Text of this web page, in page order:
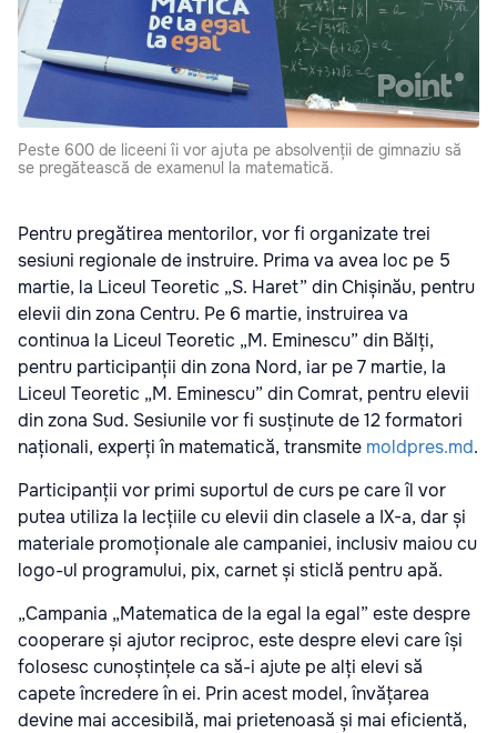
Peste 600 de liceeni îi vor ajuta pe absolvenții de gimnaziu să
se pregătească de examenul la matematică.
Pentru pregătirea mentorilor, vor fi organizate trei
sesiuni regionale de instruire. Prima va avea loc pe 5
martie, la Liceul Teoretic „S. Haret” din Chișinău, pentru
elevii din zona Centru. Pe 6 martie, instruirea va
continua la Liceul Teoretic „M. Eminescu” din Bălți,
pentru participanții din zona Nord, iar pe 7 martie, la
Liceul Teoretic „M. Eminescu” din Comrat, pentru elevii
din zona Sud. Sesiunile vor fi susținute de 12 formatori
naționali, experți în matematică, transmite moldpres.md.
Participanții vor primi suportul de curs pe care îl vor
putea utiliza la lecțiile cu elevii din clasele a IX-a, dar și
materiale promoționale ale campaniei, inclusiv maiou cu
logo-ul programului, pix, carnet și sticlă pentru apă.
„Campania „Matematica de la egal la egal” este despre
cooperare și ajutor reciproc, este despre elevi care își
folosesc cunoștințele ca să-i ajute pe alți elevi să
capete încredere în ei. Prin acest model, învățarea
devine mai accesibilă, mai prietenoasă și mai eficientă,